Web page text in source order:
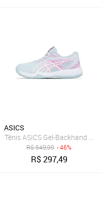
8 Feminino Roxo
ASICS
Tênis ASICS Gel-Backhand 2
R$549,99 - 46%
R$297,49